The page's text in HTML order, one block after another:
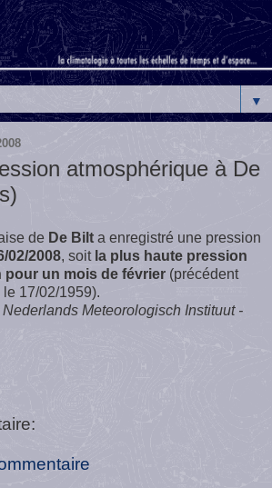
▼
atmosphérique à De
de De Bilt a enregistré une pression
02/2008, soit la plus haute pression
pour un mois de février (précédent
17/02/1959).
Meteorologisch Instituut -